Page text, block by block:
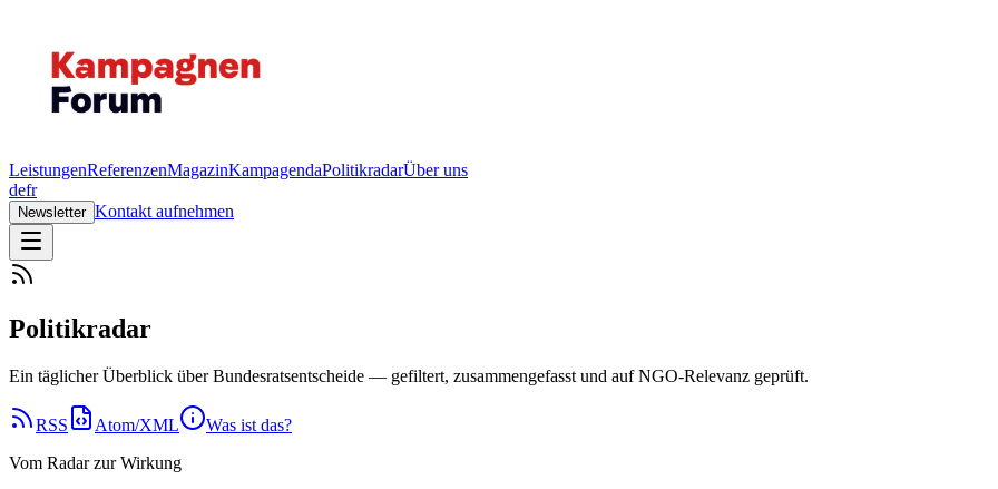
LeistungenReferenzenMagazinKampagendaPolitikradarÜber uns
defr
Newsletter Kontakt aufnehmen
Politikradar
Ein täglicher Überblick über Bundesratsentscheide — gefiltert, zusammengefasst und auf NGO-Relevanz geprüft.
RSS Atom/XML
Was ist das?
Vom Radar zur Wirkung